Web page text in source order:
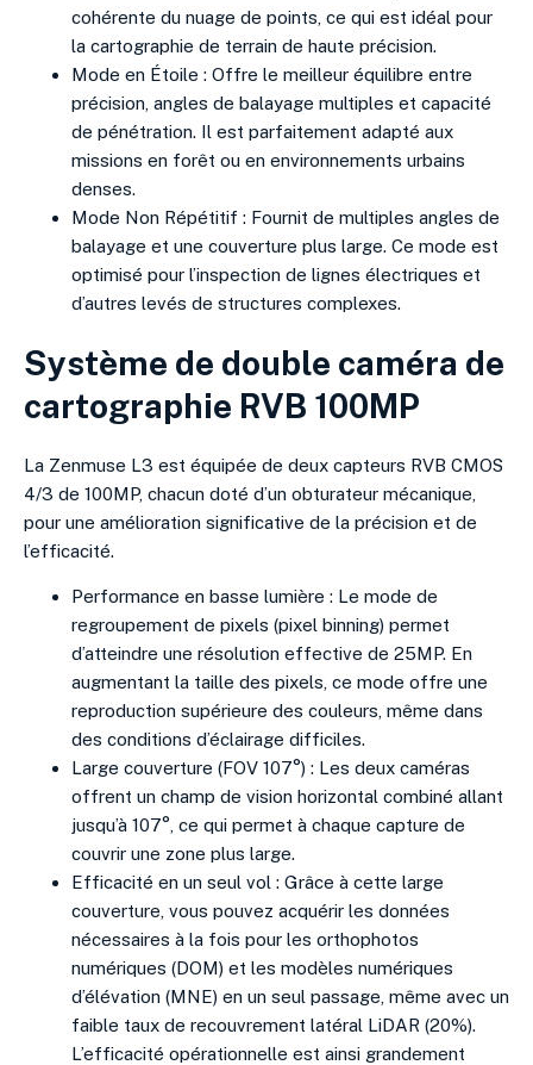
cohérente du nuage de points, ce qui est idéal pour
la cartographie de terrain de haute précision.
Mode en Étoile : Offre le meilleur équilibre entre
précision, angles de balayage multiples et capacité
de pénétration. Il est parfaitement adapté aux
missions en forêt ou en environnements urbains
denses.
Mode Non Répétitif : Fournit de multiples angles de
balayage et une couverture plus large. Ce mode est
optimisé pour l’inspection de lignes électriques et
d’autres levés de structures complexes.
Système de double caméra de
cartographie RVB 100MP
La Zenmuse L3 est équipée de deux capteurs RVB CMOS
4/3 de 100MP, chacun doté d’un obturateur mécanique,
pour une amélioration significative de la précision et de
l’efficacité.
Performance en basse lumière : Le mode de
regroupement de pixels (pixel binning) permet
d’atteindre une résolution effective de 25MP. En
augmentant la taille des pixels, ce mode offre une
reproduction supérieure des couleurs, même dans
des conditions d’éclairage difficiles.
Large couverture (FOV 107°) : Les deux caméras
offrent un champ de vision horizontal combiné allant
jusqu’à 107°, ce qui permet à chaque capture de
couvrir une zone plus large.
Efficacité en un seul vol : Grâce à cette large
couverture, vous pouvez acquérir les données
nécessaires à la fois pour les orthophotos
numériques (DOM) et les modèles numériques
d’élévation (MNE) en un seul passage, même avec un
faible taux de recouvrement latéral LiDAR (20%).
L’efficacité opérationnelle est ainsi grandement